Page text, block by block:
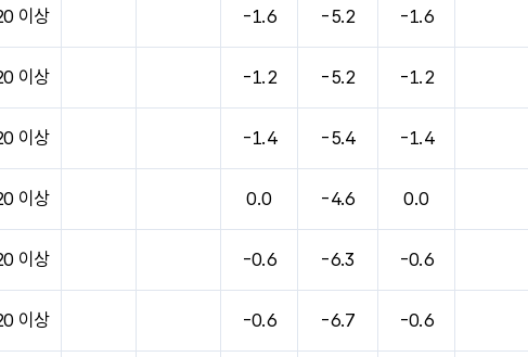
이상 -1.6 -5.2 -1.6
이상 -1.2 -5.2 -1.2
이상 -1.4 -5.4 -1.4
이상 0.0 -4.6 0.0
이상 -0.6 -6.3 -0.6
이상 -0.6 -6.7 -0.6